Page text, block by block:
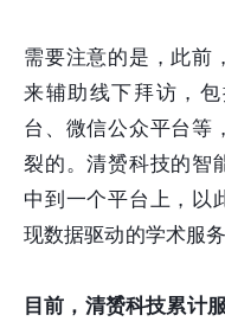
需要注意的是，此前
来辅助线下拜访，
台、微信公众平台等
裂的。清赟科技的智
中到一个平台上，以
现数据驱动的学术服务
目前，清赟科技累计